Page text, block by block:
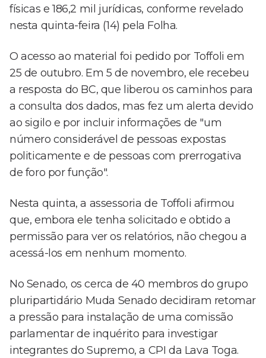
físicas e 186,2 mil jurídicas, conforme revelado
nesta quinta-feira (14) pela Folha.
O acesso ao material foi pedido por Toffoli em
25 de outubro. Em 5 de novembro, ele recebeu
a resposta do BC, que liberou os caminhos para
a consulta dos dados, mas fez um alerta devido
ao sigilo e por incluir informações de "um
número considerável de pessoas expostas
politicamente e de pessoas com prerrogativa
de foro por função".
Nesta quinta, a assessoria de Toffoli afirmou
que, embora ele tenha solicitado e obtido a
permissão para ver os relatórios, não chegou a
acessá-los em nenhum momento.
No Senado, os cerca de 40 membros do grupo
pluripartidário Muda Senado decidiram retomar
a pressão para instalação de uma comissão
parlamentar de inquérito para investigar
integrantes do Supremo, a CPI da Lava Toga.